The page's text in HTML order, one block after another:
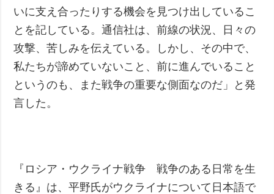
いに支え合ったりする機会を見つけ出しているこ
とを記している。通信社は、前線の状況、日々の
攻撃、苦しみを伝えている。しかし、その中で、
私たちが諦めていないこと、前に進んでいること
というのも、また戦争の重要な側面なのだ」と発
言した。
『ロシア・ウクライナ戦争 戦争のある日常を生
きる』は、平野氏がウクライナについて日本語で